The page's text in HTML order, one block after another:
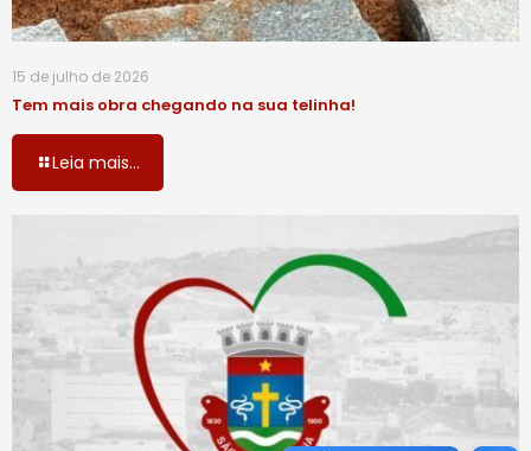
15 de julho de 2026
Tem mais obra chegando na sua telinha!
Leia mais...